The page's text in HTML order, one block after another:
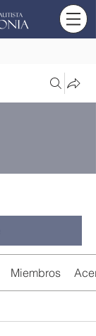
Miembros